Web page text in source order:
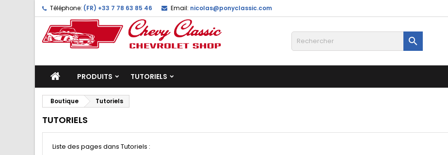
Téléphone: (FR) +33 7 78 63 85 46 Email: nicolas@ponyclassic.com

PRODUITS TUTORIELS
Boutique Tutoriels
TUTORIELS
Liste des pages dans Tutoriels :